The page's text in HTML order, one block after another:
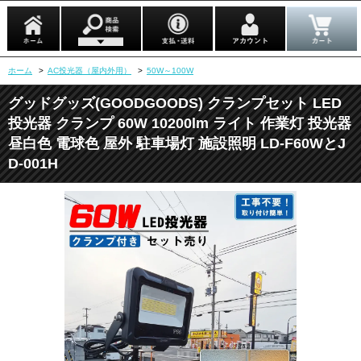
ホーム > AC投光器（屋内外用） > 50W～100W
グッドグッズ(GOODGOODS) クランプセット LED
投光器 クランプ 60W 10200lm ライト 作業灯 投光器
昼白色 電球色 屋外 駐車場灯 施設照明 LD-F60WとJ
D-001H